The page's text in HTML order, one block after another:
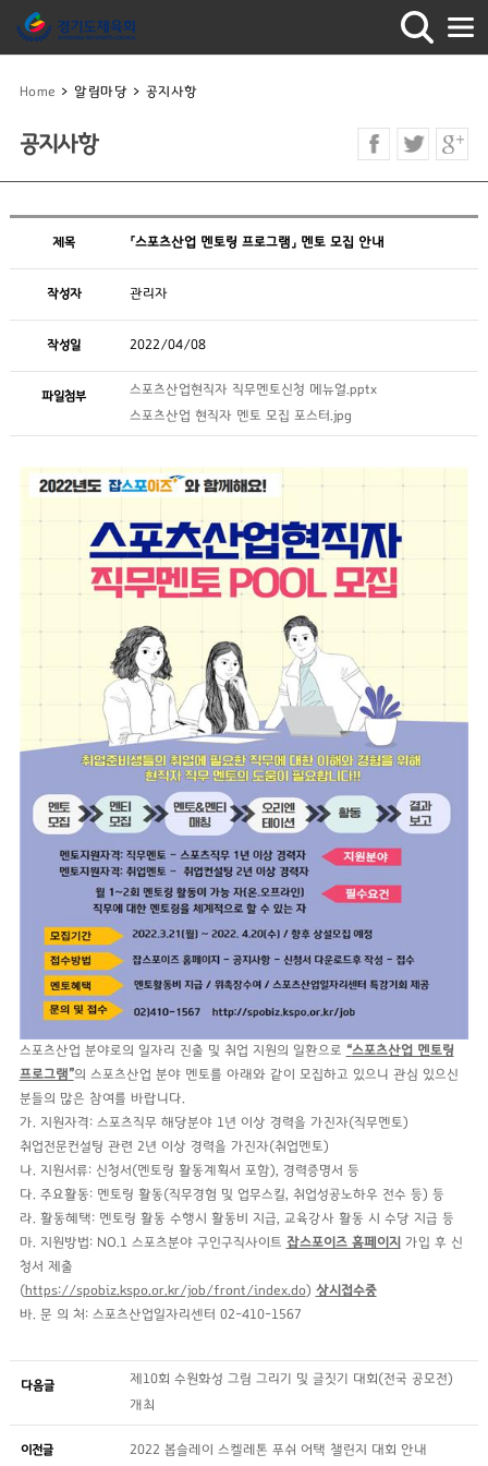
Home > 알림마당 > 공지사항
공지사항
제목 「스포츠산업 멘토링 프로그램」 멘토 모집 안내
작성자 관리자
작성일 2022/04/08
파일첨부
스포츠산업현직자 직무멘토신청 메뉴얼.pptx
스포츠산업 현직자 멘토 모집 포스터.jpg
스포츠산업 분야로의 일자리 진출 및 취업 지원의 일환으로 “스포츠산업 멘토링
프로그램”의 스포츠산업 분야 멘토를 아래와 같이 모집하고 있으니 관심 있으신
분들의 많은 참여를 바랍니다.
가. 지원자격: 스포츠직무 해당분야 1년 이상 경력을 가진자(직무멘토)
취업전문컨설팅 관련 2년 이상 경력을 가진자(취업멘토)
나. 지원서류: 신청서(멘토링 활동계획서 포함), 경력증명서 등
다. 주요활동: 멘토링 활동(직무경험 및 업무스킬, 취업성공노하우 전수 등) 등
라. 활동혜택: 멘토링 활동 수행시 활동비 지급, 교육강사 활동 시 수당 지급 등
마. 지원방법: NO.1 스포츠분야 구인구직사이트 잡스포이즈 홈페이지 가입 후 신
청서 제출
(https://spobiz.kspo.or.kr/job/front/index.do) 상시접수중
바. 문 의 처: 스포츠산업일자리센터 02-410-1567
다음글
제10회 수원화성 그림 그리기 및 글짓기 대회(전국 공모전)
개최
이전글 2022 봅슬레이 스켈레톤 푸쉬 어택 챌린지 대회 안내